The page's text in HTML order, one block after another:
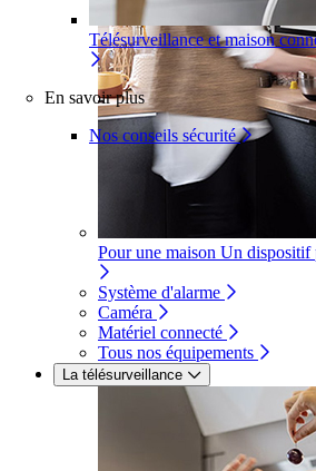
Télésurveillance et maison
En savoir plus
Nos conseils sécurité
Pour une maison Un dispositif
Système d'alarme
Caméra
Matériel connecté
Tous nos équipements
La télésurveillance